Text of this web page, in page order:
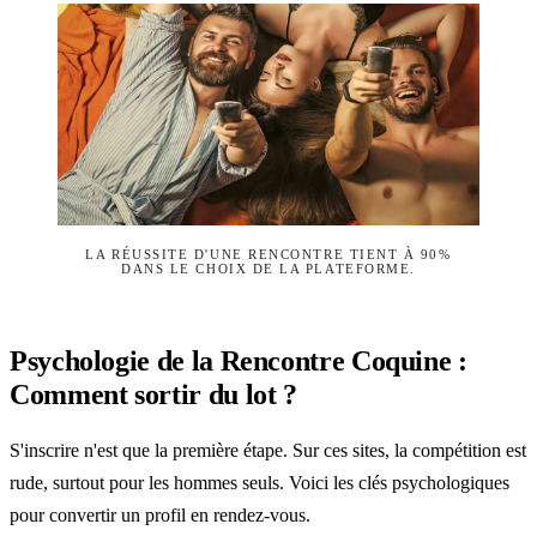
LA RÉUSSITE D'UNE RENCONTRE TIENT À 90%
DANS LE CHOIX DE LA PLATEFORME.
Psychologie de la Rencontre Coquine :
Comment sortir du lot ?
S'inscrire n'est que la première étape. Sur ces sites, la compétition est
rude, surtout pour les hommes seuls. Voici les clés psychologiques
pour convertir un profil en rendez-vous.